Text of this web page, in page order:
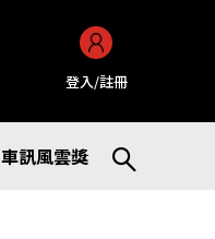
登入/註冊
車訊風雲獎